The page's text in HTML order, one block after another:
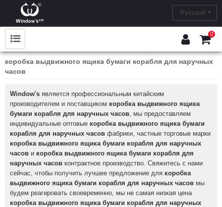
Русский
0
коробка выдвижного ящика бумаги корабля для наручных
часов
Window's является профессиональным китайским
производителем и поставщиком коробка выдвижного ящика
бумаги корабля для наручных часов , мы предоставляем
индивидуальные оптовые коробка выдвижного ящика бумаги
корабля для наручных часов фабрики, частные торговые марки
коробка выдвижного ящика бумаги корабля для наручных
часов и коробка выдвижного ящика бумаги корабля для
наручных часов контрактное производство. Свяжитесь с нами
сейчас, чтобы получить лучшее предложение для коробка
выдвижного ящика бумаги корабля для наручных часов мы
будем реагировать своевременно, мы не самая низкая цена
коробка выдвижного ящика бумаги корабля для наручных